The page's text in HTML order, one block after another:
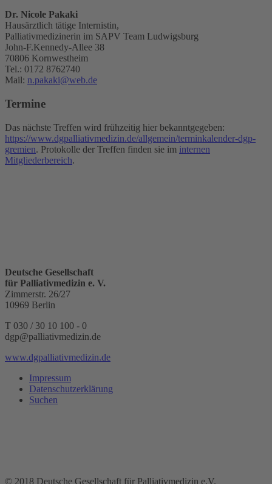
Dr. Nicole Pakaki
Hausärztlich tätige Internistin,
Palliativmedizinerin im SAPV Team Ludwigsburg
John-F.Kennedy-Allee 38
70806 Kornwestheim
Tel.: 0172 8762740
Mail: n.pakaki@web.de
Termine
Das nächste Treffen wird frühzeitig hier bekanntgegeben:
https://www.dgpalliativmedizin.de/allgemein/terminkalender-dgp-
gremien. Protokolle der Treffen finden sie im internen
Mitgliederbereich.
Deutsche Gesellschaft
für Palliativmedizin e. V.
Zimmerstr. 26/27
10969 Berlin
T 030 / 30 10 100 - 0
dgp@palliativmedizin.de
www.dgpalliativmedizin.de
Impressum
Datenschutzerklärung
Suchen
© 2018 Deutsche Gesellschaft für Palliativmedizin e.V.